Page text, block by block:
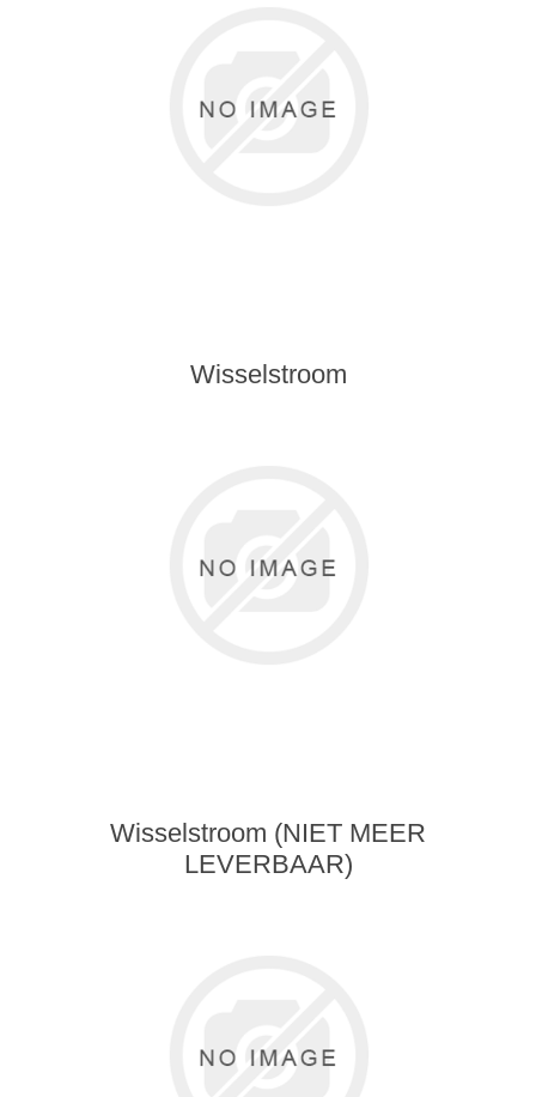
Wisselstroom
Wisselstroom (NIET MEER
LEVERBAAR)